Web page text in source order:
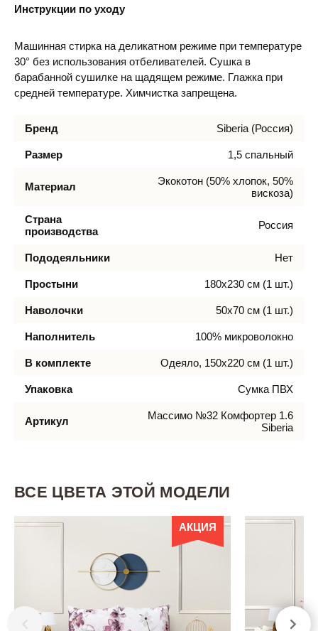
Инструкции по уходу
Машинная стирка на деликатном режиме при температуре
30° без использования отбеливателей. Сушка в
барабанной сушилке на щадящем режиме. Глажка при
средней температуре. Химчистка запрещена.
Бренд Siberia (Россия)
Размер 1,5 спальный
Материал
Экокотон (50% хлопок, 50%
вискоза)
Страна
производства
Россия
Пододеяльники Нет
Простыни 180х230 см (1 шт.)
Наволочки 50х70 см (1 шт.)
Наполнитель 100% микроволокно
В комплекте Одеяло, 150х220 см (1 шт.)
Упаковка Сумка ПВХ
Артикул
Массимо №32 Комфортер 1.6
Siberia
ВСЕ ЦВЕТА ЭТОЙ МОДЕЛИ
АКЦИЯ